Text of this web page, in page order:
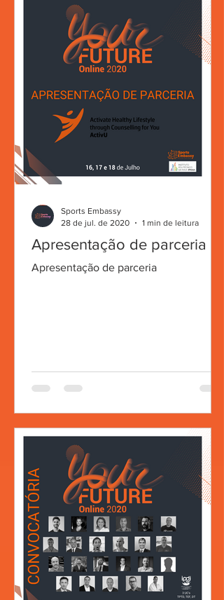
Apresentação de parceria
Apresentação de parceria
Sports Embassy
28 de jul. de 2020
1 min de leitura